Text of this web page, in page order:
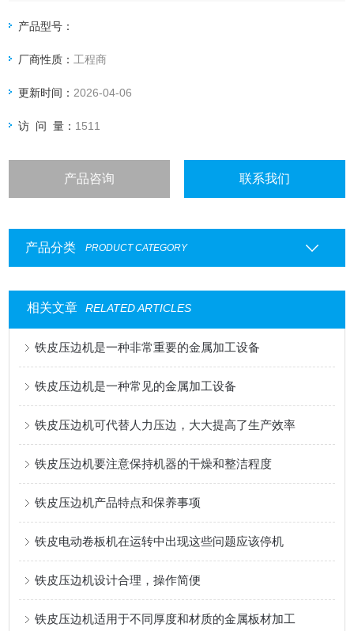
皮等材料加工成型为5-3mm半圆形的沟槽，使板材连接和风管
产品型号：
厂商性质： 工程商
更新时间： 2026-04-06
访 问 量： 1511
产品咨询 联系我们
产品分类 PRODUCT CATEGORY
相关文章 RELATED ARTICLES
铁皮压边机是一种非常重要的金属加工设备
铁皮压边机是一种常见的金属加工设备
铁皮压边机可代替人力压边，大大提高了生产效率
铁皮压边机要注意保持机器的干燥和整洁程度
铁皮压边机产品特点和保养事项
铁皮电动卷板机在运转中出现这些问题应该停机
铁皮压边机设计合理，操作简便
铁皮压边机适用于不同厚度和材质的金属板材加工